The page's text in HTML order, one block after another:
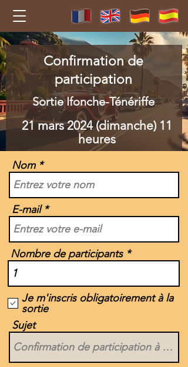
Confirmation de
participation
Sortie Ifonche-Ténériffe
21 mars 2024 (dimanche) 11
heures
Nom
E-mail
Nombre de participants
Je m'inscris obligatoirement à la
sortie
Sujet